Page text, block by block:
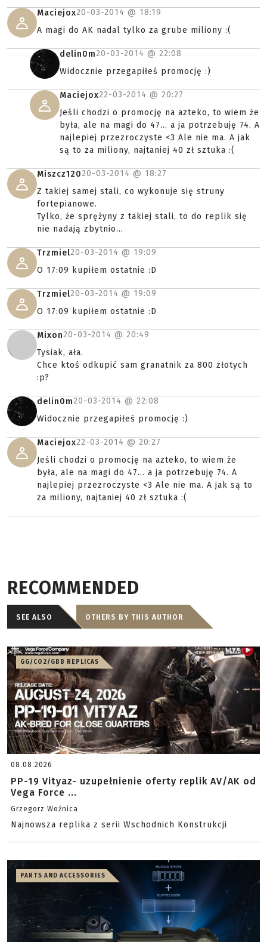
Maciejox20-03-2014 @ 18:19
A magi do AK nadal tylko za grube miliony :(
delin0m20-03-2014 @ 22:08
Widocznie przegapiłeś promocję :)
Maciejox22-03-2014 @ 20:27
Jeśli chodzi o promocję na azteko, to wiem że
była, ale na magi do 47... a ja potrzebuję 74. A
najlepiej przezroczyste <3 Ale nie ma. A jak
są to za miliony, najtaniej 40 zł sztuka :(
Miszcz12020-03-2014 @ 18:27
Z takiej samej stali, co wykonuje się struny
fortepianowe.
Tylko, że sprężyny z takiej stali, to do replik się
nie nadają zbytnio...
Trzmiel20-03-2014 @ 19:09
O 17:09 kupiłem ostatnie :D
Trzmiel20-03-2014 @ 19:09
O 17:09 kupiłem ostatnie :D
Mixon20-03-2014 @ 20:49
Tysiak, ała.
Chce ktoś odkupić sam granatnik za 800 złotych
:p?
delin0m20-03-2014 @ 22:08
Widocznie przegapiłeś promocję :)
Maciejox22-03-2014 @ 20:27
Jeśli chodzi o promocję na azteko, to wiem że
była, ale na magi do 47... a ja potrzebuję 74. A
najlepiej przezroczyste <3 Ale nie ma. A jak są to
za miliony, najtaniej 40 zł sztuka :(
RECOMMENDED
SEE ALSO OTHERS BY THIS AUTHOR
GG/CO2/GBB REPLICAS
08.08.2026
PP-19 Vityaz- uzupełnienie oferty replik AV/AK od
Vega Force ...
Grzegorz Woźnica
Najnowsza replika z serii Wschodnich Konstrukcji
PARTS AND ACCESSORIES